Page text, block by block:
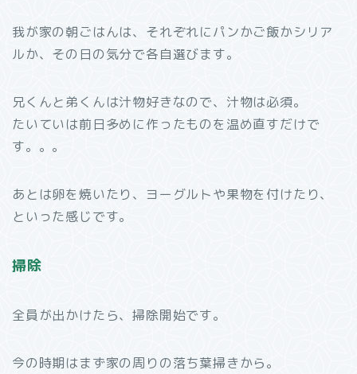
我が家の朝ごはんは、それぞれにパンかご飯かシリア
ルか、その日の気分で各自選びます。
兄くんと弟くんは汁物好きなので、汁物は必須。
たいていは前日多めに作ったものを温め直すだけで
す。。。
あとは卵を焼いたり、ヨーグルトや果物を付けたり、
といった感じです。
掃除
全員が出かけたら、掃除開始です。
今の時期はまず家の周りの落ち葉掃きから。